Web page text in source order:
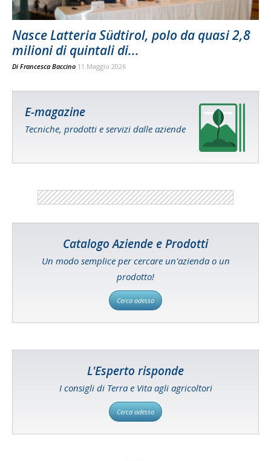
Nasce Latteria Südtirol, polo da quasi 2,8
milioni di quintali di...
Di Francesca Baccino 11 Maggio 2026
E-magazine
Tecniche, prodotti e servizi dalle aziende
Catalogo Aziende e Prodotti
Un modo semplice per cercare un'azienda o un
prodotto!
Cerca adesso
L'Esperto risponde
I consigli di Terra e Vita agli agricoltori
Cerca adesso